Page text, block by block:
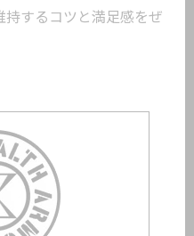
持するコツと満足感をぜ